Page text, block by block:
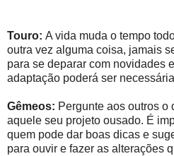
Touro: A vida muda o tempo
outra vez alguma coisa, jamais
para se deparar com novidades
adaptação poderá ser
Gêmeos: Pergunte aos outros o
aquele seu projeto ousado. É
quem pode dar boas dicas e
para ouvir e fazer as alterações